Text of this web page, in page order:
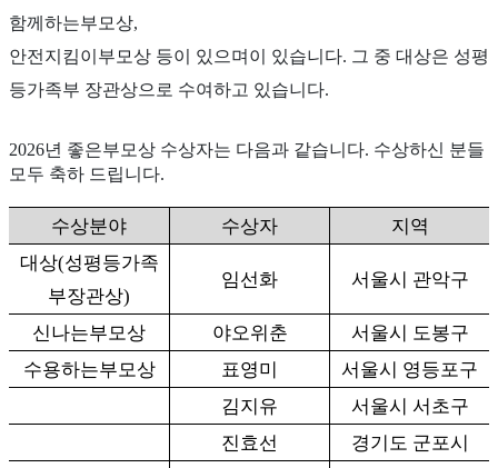
함께하는부모상,
안전지킴이부모상 등이 있으며이 있습니다. 그 중 대상은 성평
등가족부 장관상으로 수여하고 있습니다.
2026년 좋은부모상 수상자는 다음과 같습니다. 수상하신 분들
모두 축하 드립니다.
수상분야 수상자
지역
대상(성평등가족
부장관상)
임선화 서울시 관악구
신나는부모상 야오위춘
서울시 도봉구
수용하는부모상
표영미
서울시 영등포구
김지유
서울시 서초구
진효선
경기도 군포시